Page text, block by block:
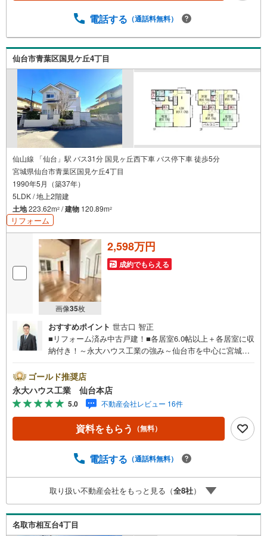
却】【引っ越し】【リフォーム】など住宅に関する様々な
金についても、誠心誠意ご説明させて頂きます。各店舗で
はキッズスペースも完備！お子様連れのご家族様で是非お
越しください。営業時間:10:00～18:00（定休日火・水曜日
※店舗により変動あり）現地のご案内も可能ですので、どう
ぞお気軽にお問い合わせください！
電話する （通話料無料）
仙台市青葉区国見ケ丘4丁目
仙山線 「仙台」駅 バス31分 国見ヶ丘西下車 バス停下車 徒歩5分
宮城県仙台市青葉区国見ケ丘4丁目
1990年5月（築37年）
5LDK / 地上2階建
土地223.62m2 /建物 120.89m2
リフォーム
画像35枚
2,598万円
成約でもらえる
おすすめポイント 世古口 智正
■リフォーム済み中古戸建！■各居室6.0帖以上＋各居室に収
納付き！～永大ハウス工業の強み～仙台市を中心に宮城県
に分けてご紹介！1.＜豊富な不動産知識＞戸建・マンショ
ン・土地...と種別を問わず不動産を取り扱っております。
更に教育施設や商業施設、子育て環境や行政などの地域情
報を総合し、お客様により良い物件選びをして頂けるよ
う、しっかりとサポートさせて頂きます。2.＜経験豊富な
スタッフ＞当社では【購入】【売却】【引っ越し】【リフ
入時に気になる住宅ローン各種税金についても、誠心誠意
備！お子様連れのご家族様で是非お越しください。営業時
間:10:00～18:00（定休日火・水曜日※店舗により変動あ
り）現地のご案内も可能ですので、どうぞお気軽にお問い
合わせください！
ゴールド推奨店
永大ハウス工業 仙台本店
5.0 不動産会社レビュー 16件
資料をもらう （無料）
電話する （通話料無料）
取り扱い不動産会社をもっと見る（全8社）
名取市相互台4丁目